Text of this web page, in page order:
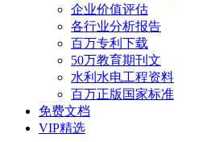
企业价值评估
各行业分析报告
百万专利下载
50万教育期刊文
水利水电工程资料
百万正版国家标准
免费文档
VIP精选